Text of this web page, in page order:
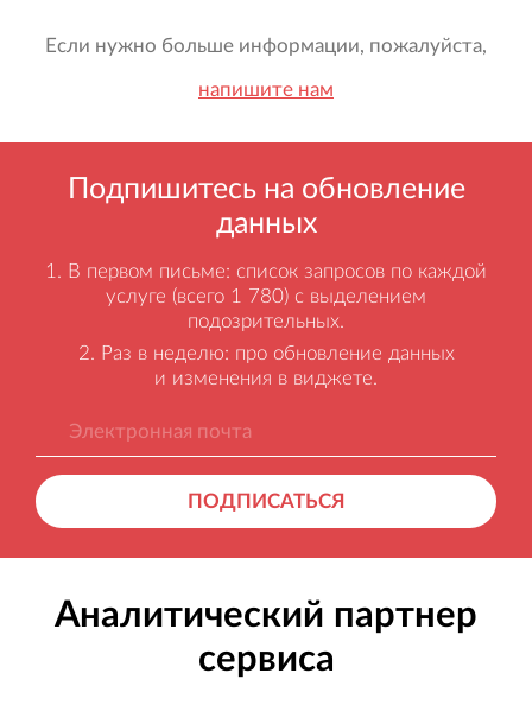
Если нужно больше информации, пожалуйста,
напишите нам
Подпишитесь на обновление
данных
В первом письме: список запросов по каждой
услуге (всего 1 780) с выделением
подозрительных.
Раз в неделю: про обновление данных
и изменения в виджете.
ПОДПИСАТЬСЯ
Аналитический партнер
сервиса